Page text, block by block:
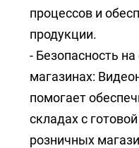
процессов и
продукции.
- Безопасность
магазинах:
помогает
складах с
розничных